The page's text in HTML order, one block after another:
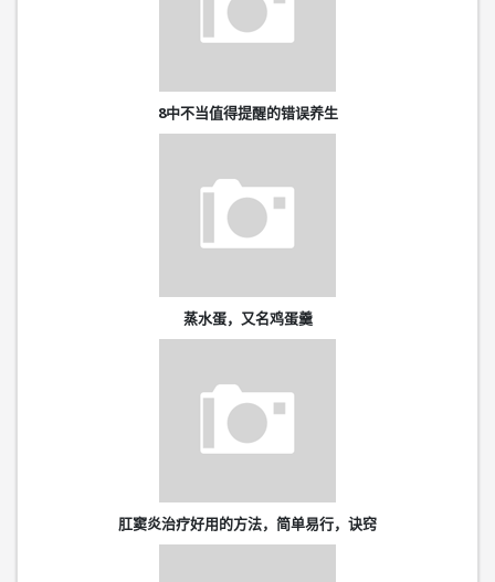
8中不当值得提醒的错误养生
蒸水蛋，又名鸡蛋羹
肛窦炎治疗好用的方法，简单易行，诀窍